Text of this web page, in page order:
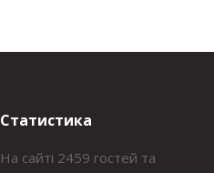
Статистика
На сайті 2459 гостей та